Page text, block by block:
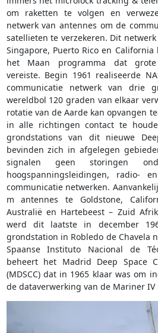
om raketten te volgen en
netwerk van antennes om de
satellieten te verzekeren. Dit
Singapore, Puerto Rico en
het Maan programma dat grote
vereiste. Begin 1961 realiseerde
communicatie netwerk van drie
wereldbol 120 graden van elkaar
rotatie van de Aarde kan opvangen
in alle richtingen contact te
grondstations van dit nieuwe
bevinden zich in afgelegen
signalen geen storingen
hoogspanningsleidingen, radio-
communicatie netwerken.
m antennes te Goldstone,
Australië en Hartebeest – Zuid
werd dit laatste in december
grondstation in Robledo de Chavela
Spaanse Instituto Nacional de
beheert het Madrid Deep Space
(MDSCC) dat in 1965 klaar was om
de dataverwerking van de Mariner IV